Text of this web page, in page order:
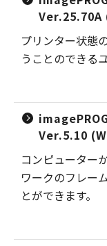
プリンター状態
うことのできる
Ver.5.10
コンピューター
ワークのフレー
とができます。